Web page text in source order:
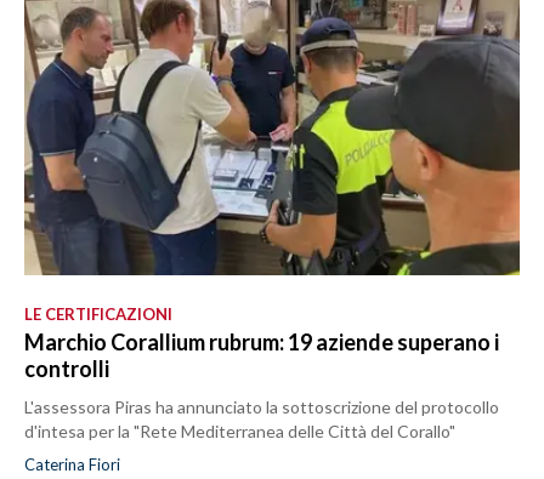
LE CERTIFICAZIONI
Marchio Corallium rubrum: 19 aziende superano i
controlli
L'assessora Piras ha annunciato la sottoscrizione del protocollo
d'intesa per la "Rete Mediterranea delle Città del Corallo"
Caterina Fiori